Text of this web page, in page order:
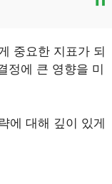
중요한 지표가 되
정에 큰 영향을 미
에 대해 깊이 있게